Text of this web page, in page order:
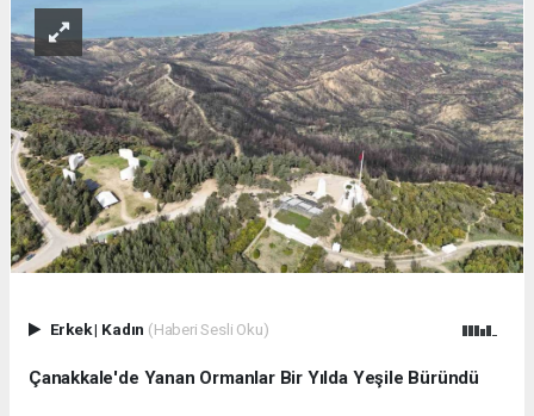
Erkek| Kadın (Haberi Sesli Oku)
Çanakkale'de Yanan Ormanlar Bir Yılda Yeşile Büründü